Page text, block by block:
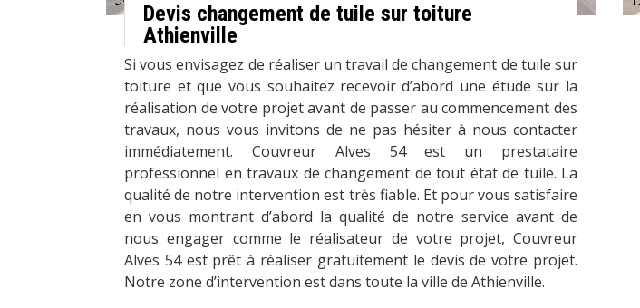
Devis changement de tuile sur toiture
Athienville
Si vous envisagez de réaliser un travail de changement de tuile sur
toiture et que vous souhaitez recevoir d’abord une étude sur la
réalisation de votre projet avant de passer au commencement des
travaux, nous vous invitons de ne pas hésiter à nous contacter
immédiatement. Couvreur Alves 54 est un prestataire
professionnel en travaux de changement de tout état de tuile. La
qualité de notre intervention est très fiable. Et pour vous satisfaire
en vous montrant d’abord la qualité de notre service avant de
nous engager comme le réalisateur de votre projet, Couvreur
Alves 54 est prêt à réaliser gratuitement le devis de votre projet.
Notre zone d’intervention est dans toute la ville de Athienville.